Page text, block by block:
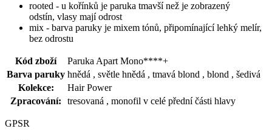
rooted - u kořínků je paruka tmavší než je zobrazený
odstín, vlasy mají odrost
mix - barva paruky je mixem tónů, připomínající lehký melír,
bez odrostu
Kód zboží
Paruka Apart Mono****+
Barva paruky hnědá , světle hnědá , tmavá blond , blond , šedivá
Kolekce:
Hair Power
Zpracování:
tresovaná , monofil v celé přední části hlavy
GPSR